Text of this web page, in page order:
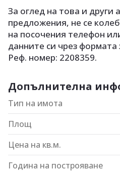
За оглед на това и други
предложения, не се
на посочения телефон
данните си чрез формата
Реф. номер: 2208359.
Допълнителна
Тип на имота
Площ
Цена на кв.м.
Година на построяване